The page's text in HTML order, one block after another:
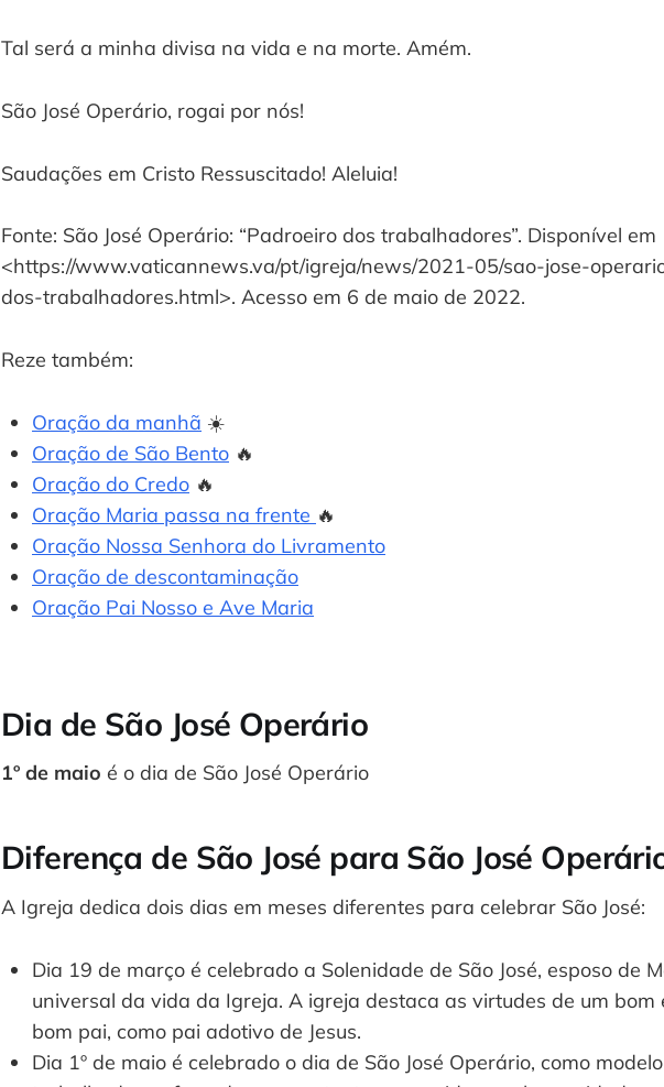
Tal será a minha divisa na vida e na morte. Amém.
São José Operário, rogai por nós!
Saudações em Cristo Ressuscitado! Aleluia!
Fonte: São José Operário: “Padroeiro dos trabalhadores”. Disponível em
<https://www.vaticannews.va/pt/igreja/news/2021-05/sao-jose-
dos-trabalhadores.html>. Acesso em 6 de maio de 2022.
Reze também:
Oração da manhã ☀️
Oração de São Bento 🔥
Oração do Credo 🔥
Oração Maria passa na frente 🔥
Oração Nossa Senhora do Livramento
Oração de descontaminação
Oração Pai Nosso e Ave Maria
Dia de São José Operário
1º de maio é o dia de São José Operário
Diferença de São José para São José
A Igreja dedica dois dias em meses diferentes para celebrar São José:
Dia 19 de março é celebrado a Solenidade de São José, esposo de
universal da vida da Igreja. A igreja destaca as virtudes de um bom
bom pai, como pai adotivo de Jesus.
Dia 1º de maio é celebrado o dia de São José Operário, como